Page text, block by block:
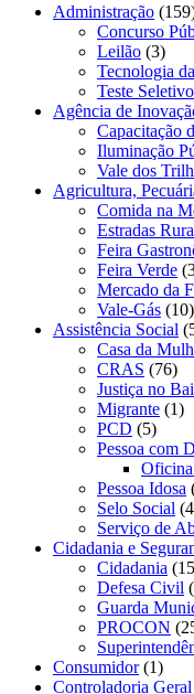
Administração
Concurso
Leilão (3)
Tecnologia
Teste Seletivo
Agência de
Capacitação
Iluminação
Vale dos
Agricultura,
Comida na
Estradas
Feira
Feira Verde
Mercado da
Vale-Gás (10)
Assistência Social
Casa da
CRAS (76)
Justiça no
Migrante (1)
PCD (5)
Pessoa com
Pessoa Idosa
Selo Social
Serviço de
Cidadania e
Cidadania
Defesa Civil
Guarda
PROCON
Consumidor(1)
Controladoria